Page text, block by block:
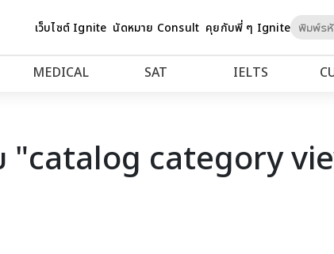
เว็บไซต์ Ignite นัดหมาย Consult คุยกับพี่ ๆ Igniteto
MEDICAL SAT IELTS
"catalog category